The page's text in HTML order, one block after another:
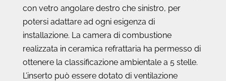
con vetro angolare destro che sinistro, per
potersi adattare ad ogni esigenza di
installazione. La camera di combustione
realizzata in ceramica refrattaria ha permesso di
ottenere la classificazione ambientale a 5 stelle.
L’inserto può essere dotato di ventilazione